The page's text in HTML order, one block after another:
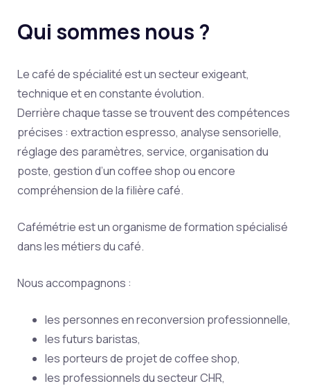
Qui sommes nous ?
Le café de spécialité est un secteur exigeant,
technique et en constante évolution.
Derrière chaque tasse se trouvent des compétences
précises : extraction espresso, analyse sensorielle,
réglage des paramètres, service, organisation du
poste, gestion d’un coffee shop ou encore
compréhension de la filière café.
Cafémétrie est un organisme de formation spécialisé
dans les métiers du café.
Nous accompagnons :
les personnes en reconversion professionnelle,
les futurs baristas,
les porteurs de projet de coffee shop,
les professionnels du secteur CHR,